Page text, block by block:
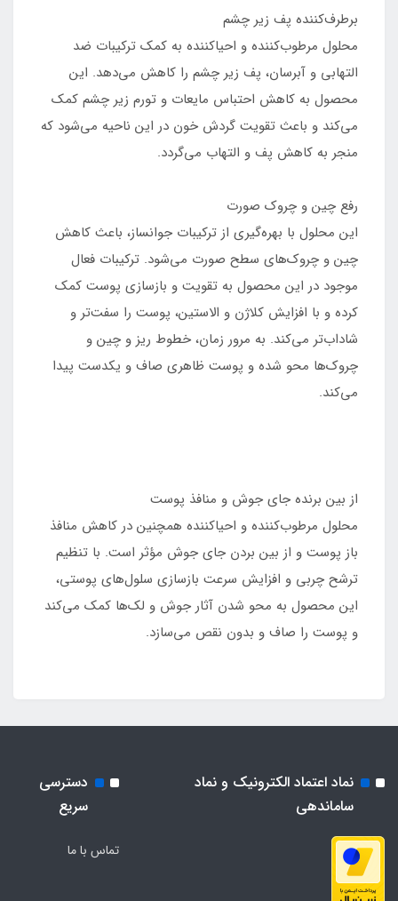
برطرف‌کننده پف زیر چشم
محلول مرطوب‌کننده و احیاکننده به کمک ترکیبات ضد
التهابی و آبرسان، پف زیر چشم را کاهش می‌دهد. این
محصول به کاهش احتباس مایعات و تورم زیر چشم کمک
می‌کند و باعث تقویت گردش خون در این ناحیه می‌شود که
منجر به کاهش پف و التهاب می‌گردد.
رفع چین و چروک صورت
این محلول با بهره‌گیری از ترکیبات جوانساز، باعث کاهش
چین و چروک‌های سطح صورت می‌شود. ترکیبات فعال
موجود در این محصول به تقویت و بازسازی پوست کمک
کرده و با افزایش کلاژن و الاستین، پوست را سفت‌تر و
شاداب‌تر می‌کند. به مرور زمان، خطوط ریز و چین و
چروک‌ها محو شده و پوست ظاهری صاف و یکدست پیدا
می‌کند.
از بین برنده جای جوش و منافذ پوست
محلول مرطوب‌کننده و احیاکننده همچنین در کاهش منافذ
باز پوست و از بین بردن جای جوش مؤثر است. با تنظیم
ترشح چربی و افزایش سرعت بازسازی سلول‌های پوستی،
این محصول به محو شدن آثار جوش و لک‌ها کمک می‌کند
و پوست را صاف و بدون نقص می‌سازد.
نماد اعتماد الکترونیک و نماد
ساماندهی
دسترسی
سریع
تماس با ما